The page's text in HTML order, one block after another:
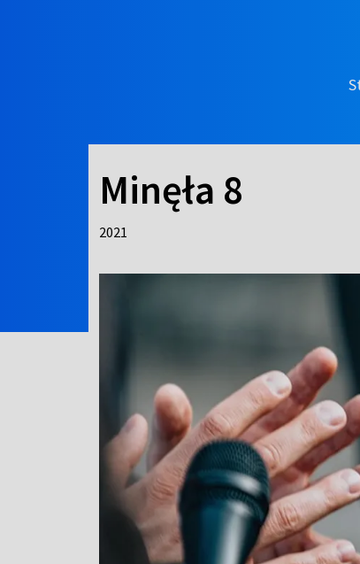
Minęła 8
2021